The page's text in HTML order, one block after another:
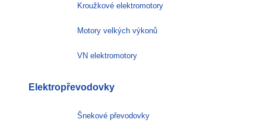
Kroužkové elektromotory
Motory velkých výkonů
VN elektromotory
Elektropřevodovky
Šnekové převodovky